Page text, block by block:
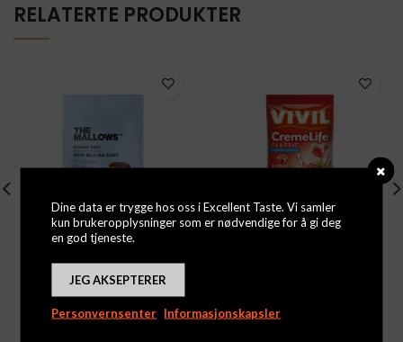
RELATERTE PRODUKTER
Salted
Dine data er trygge hos oss i Excellent Taste. Vi samler
kun brukeropplysninger som er nødvendige for å gi deg
en god tjeneste.
JEG AKSEPTERER
Personvernsenter Informasjonskapsler